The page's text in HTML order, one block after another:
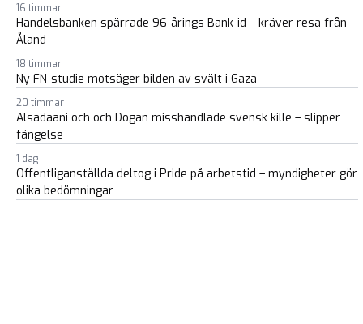
16 timmar
Handelsbanken spärrade 96-årings Bank-id – kräver resa från
Åland
18 timmar
Ny FN-studie motsäger bilden av svält i Gaza
20 timmar
Alsadaani och och Dogan misshandlade svensk kille – slipper
fängelse
1 dag
Offentliganställda deltog i Pride på arbetstid – myndigheter gör
olika bedömningar